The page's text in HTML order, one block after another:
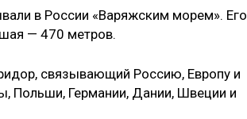
в России «Варяжским морем». Его
— 470 метров.
связывающий Россию, Европу и
Польши, Германии, Дании, Швеции и